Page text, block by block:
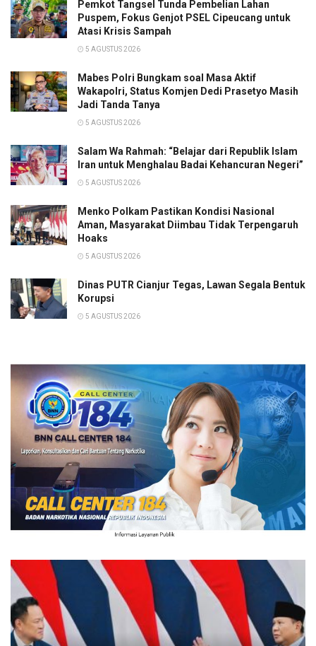
Pemkot Tangsel Tunda Pembelian Lahan
Puspem, Fokus Genjot PSEL Cipeucang untuk
Atasi Krisis Sampah
5 AGUSTUS 2026
Mabes Polri Bungkam soal Masa Aktif
Wakapolri, Status Komjen Dedi Prasetyo Masih
Jadi Tanda Tanya
5 AGUSTUS 2026
Salam Wa Rahmah: “Belajar dari Republik Islam
Iran untuk Menghalau Badai Kehancuran Negeri”
5 AGUSTUS 2026
Menko Polkam Pastikan Kondisi Nasional
Aman, Masyarakat Diimbau Tidak Terpengaruh
Hoaks
5 AGUSTUS 2026
Dinas PUTR Cianjur Tegas, Lawan Segala Bentuk
Korupsi
5 AGUSTUS 2026